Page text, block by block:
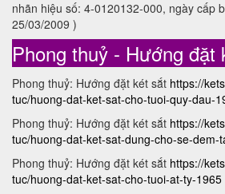
nhãn hiệu số: 4-0120132-000, ngày cấp
25/03/2009 )
Phong thuỷ - Hướng đặt
Phong thuỷ: Hướng đặt két sắt https://
tuc/huong-dat-ket-sat-cho-tuoi-quy-dau-
Phong thuỷ: Hướng đặt két sắt https://
tuc/huong-dat-ket-sat-dung-cho-se-dem-
Phong thuỷ: Hướng đặt két sắt https://
tuc/huong-dat-ket-sat-cho-tuoi-at-ty-1965